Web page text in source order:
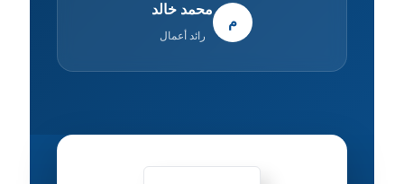
م
محمد خالد
رائد أعمال